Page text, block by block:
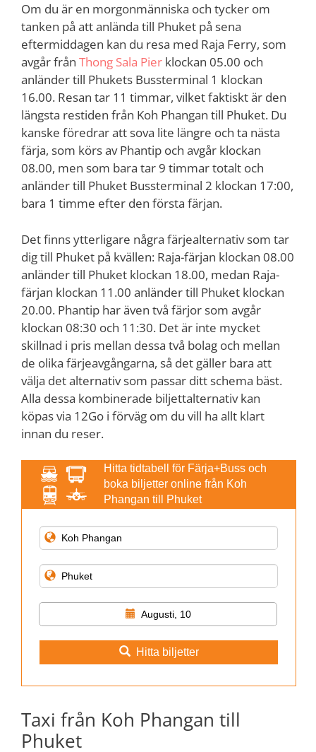
Om du är en morgonmänniska och tycker om
tanken på att anlända till Phuket på sena
eftermiddagen kan du resa med Raja Ferry, som
avgår från Thong Sala Pier klockan 05.00 och
anländer till Phukets Bussterminal 1 klockan
16.00. Resan tar 11 timmar, vilket faktiskt är den
längsta restiden från Koh Phangan till Phuket. Du
kanske föredrar att sova lite längre och ta nästa
färja, som körs av Phantip och avgår klockan
08.00, men som bara tar 9 timmar totalt och
anländer till Phuket Bussterminal 2 klockan 17:00,
bara 1 timme efter den första färjan.
Det finns ytterligare några färjealternativ som tar
dig till Phuket på kvällen: Raja-färjan klockan 08.00
anländer till Phuket klockan 18.00, medan Raja-
färjan klockan 11.00 anländer till Phuket klockan
20.00. Phantip har även två färjor som avgår
klockan 08:30 och 11:30. Det är inte mycket
skillnad i pris mellan dessa två bolag och mellan
de olika färjeavgångarna, så det gäller bara att
välja det alternativ som passar ditt schema bäst.
Alla dessa kombinerade biljettalternativ kan
köpas via 12Go i förväg om du vill ha allt klart
innan du reser.
Hitta tidtabell för Färja+Buss och
boka biljetter online från Koh
Phangan till Phuket
Augusti, 10
Hitta biljetter
Taxi från Koh Phangan till
Phuket